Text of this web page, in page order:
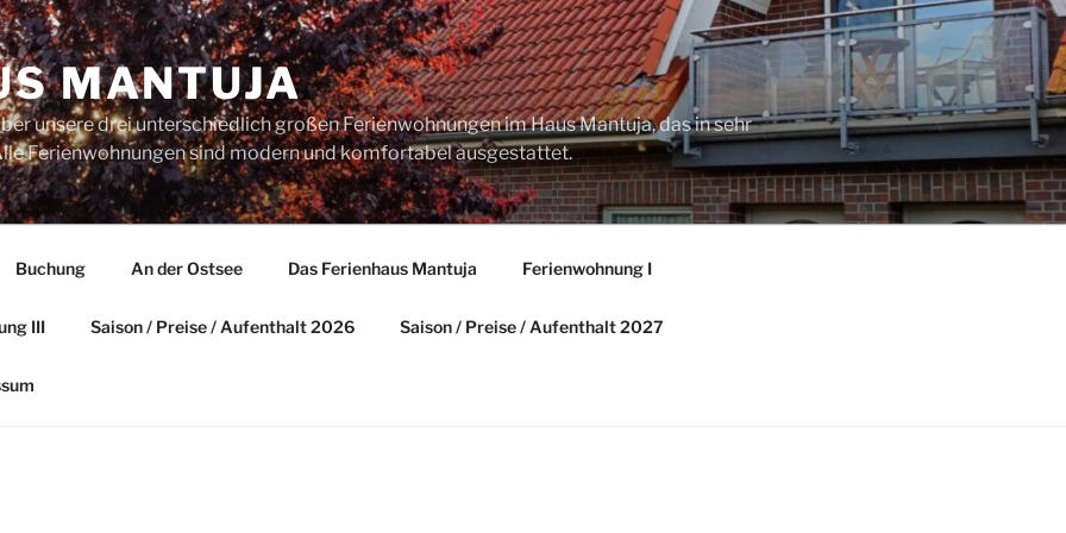
MANTUJA
unsere drei unterschiedlich großen Ferienwohnungen im Haus Mantuja, das in sehr
Ferienwohnungen sind modern und komfortabel ausgestattet.
Buchung An der Ostsee Das Ferienhaus Mantuja Ferienwohnung I
III Saison / Preise / Aufenthalt 2026 Saison / Preise / Aufenthalt 2027